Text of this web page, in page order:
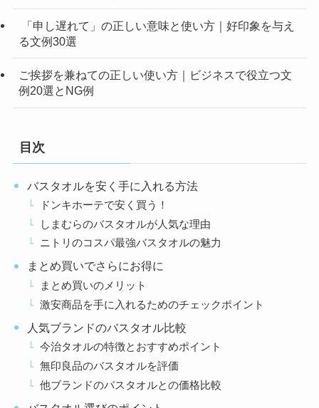
「申し遅れて」の正しい意味と使い方｜好印象を与え
る文例30選
ご挨拶を兼ねての正しい使い方｜ビジネスで役立つ文
例20選とNG例
目次
バスタオルを安く手に入れる方法
ドンキホーテで安く買う！
しまむらのバスタオルが人気な理由
ニトリのコスパ最強バスタオルの魅力
まとめ買いでさらにお得に
まとめ買いのメリット
激安商品を手に入れるためのチェックポイント
人気ブランドのバスタオル比較
今治タオルの特徴とおすすめポイント
無印良品のバスタオルを評価
他ブランドのバスタオルとの価格比較